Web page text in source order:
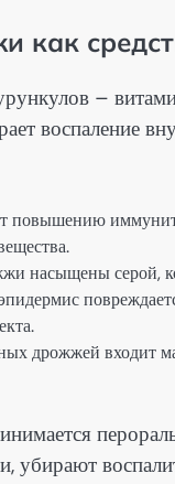
как
–
воспаление
повышению
насыщены серой,
дрожжей входит
убирают